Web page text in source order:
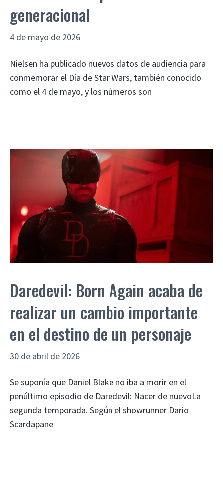
generacional
4 de mayo de 2026
Nielsen ha publicado nuevos datos de audiencia para
conmemorar el Día de Star Wars, también conocido
como el 4 de mayo, y los números son
Daredevil: Born Again acaba de
realizar un cambio importante
en el destino de un personaje
30 de abril de 2026
Se suponía que Daniel Blake no iba a morir en el
penúltimo episodio de Daredevil: Nacer de nuevoLa
segunda temporada. Según el showrunner Dario
Scardapane